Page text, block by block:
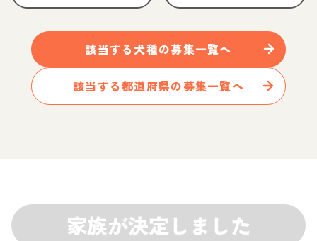
該当する犬種の募集一覧へ
該当する都道府県の募集一覧へ
家族が決定しました